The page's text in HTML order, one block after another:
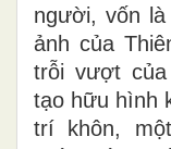
người, vốn
ảnh của
trỗi vượt
tạo hữu hình
trí khôn,